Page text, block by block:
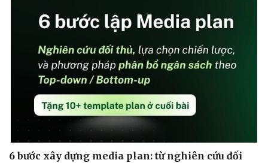
6 bước xây dựng media plan: từ nghiên cứu đối